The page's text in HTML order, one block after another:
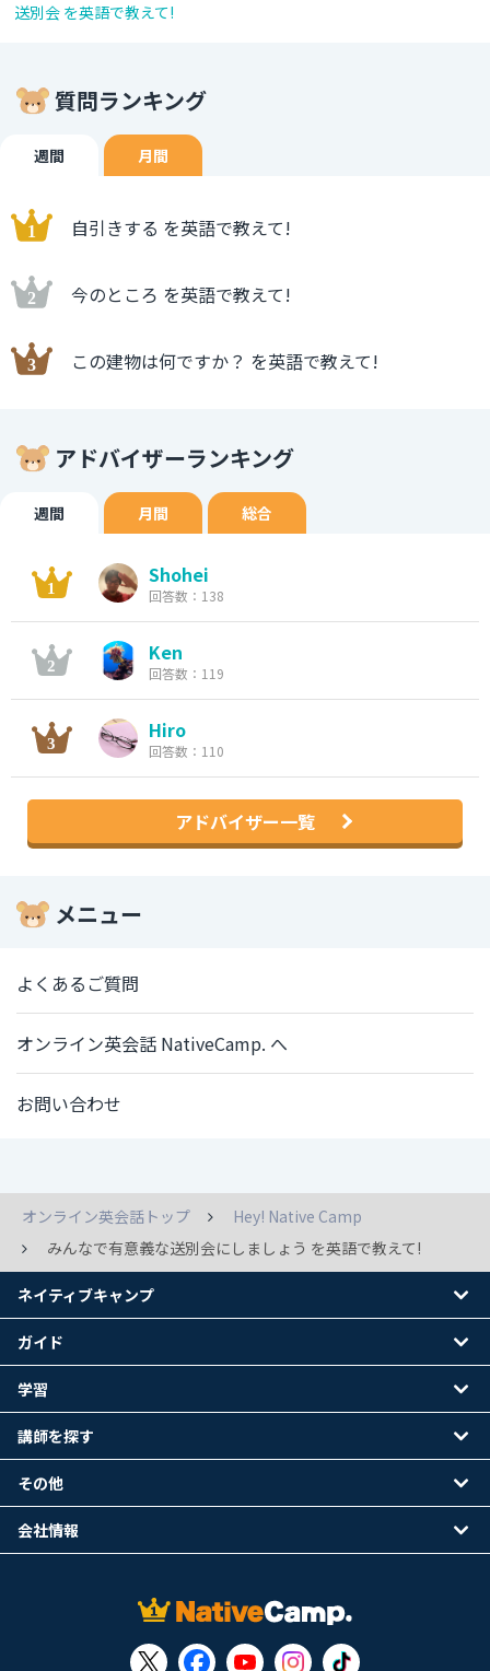
送別会 を英語で教えて!
質問ランキング
週間 月間
自引きする を英語で教えて!
今のところ を英語で教えて!
この建物は何ですか？ を英語で教えて!
アドバイザーランキング
週間 月間 総合
Shohei
回答数：138
Ken
回答数：119
Hiro
回答数：110
アドバイザー一覧
メニュー
よくあるご質問
オンライン英会話 NativeCamp. へ
お問い合わせ
オンライン英会話トップ
Hey! Native Camp
みんなで有意義な送別会にしましょう を英語で教えて!
ネイティブキャンプ
ガイド
学習
講師を探す
その他
会社情報